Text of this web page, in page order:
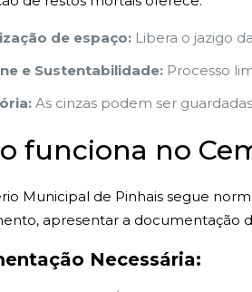
de espaço:Libera o jazigo
e Sustentabilidade:Processo
As cinzas podem ser
funciona no
Municipal de Pinhais segue
apresentar a documentação
Necessária: